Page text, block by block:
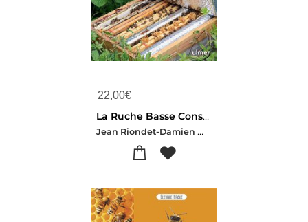
22,00€
La Ruche Basse Consommation D'energie : Une Revolution Apicole
Jean Riondet-Damien Merit-Marc Guillemain